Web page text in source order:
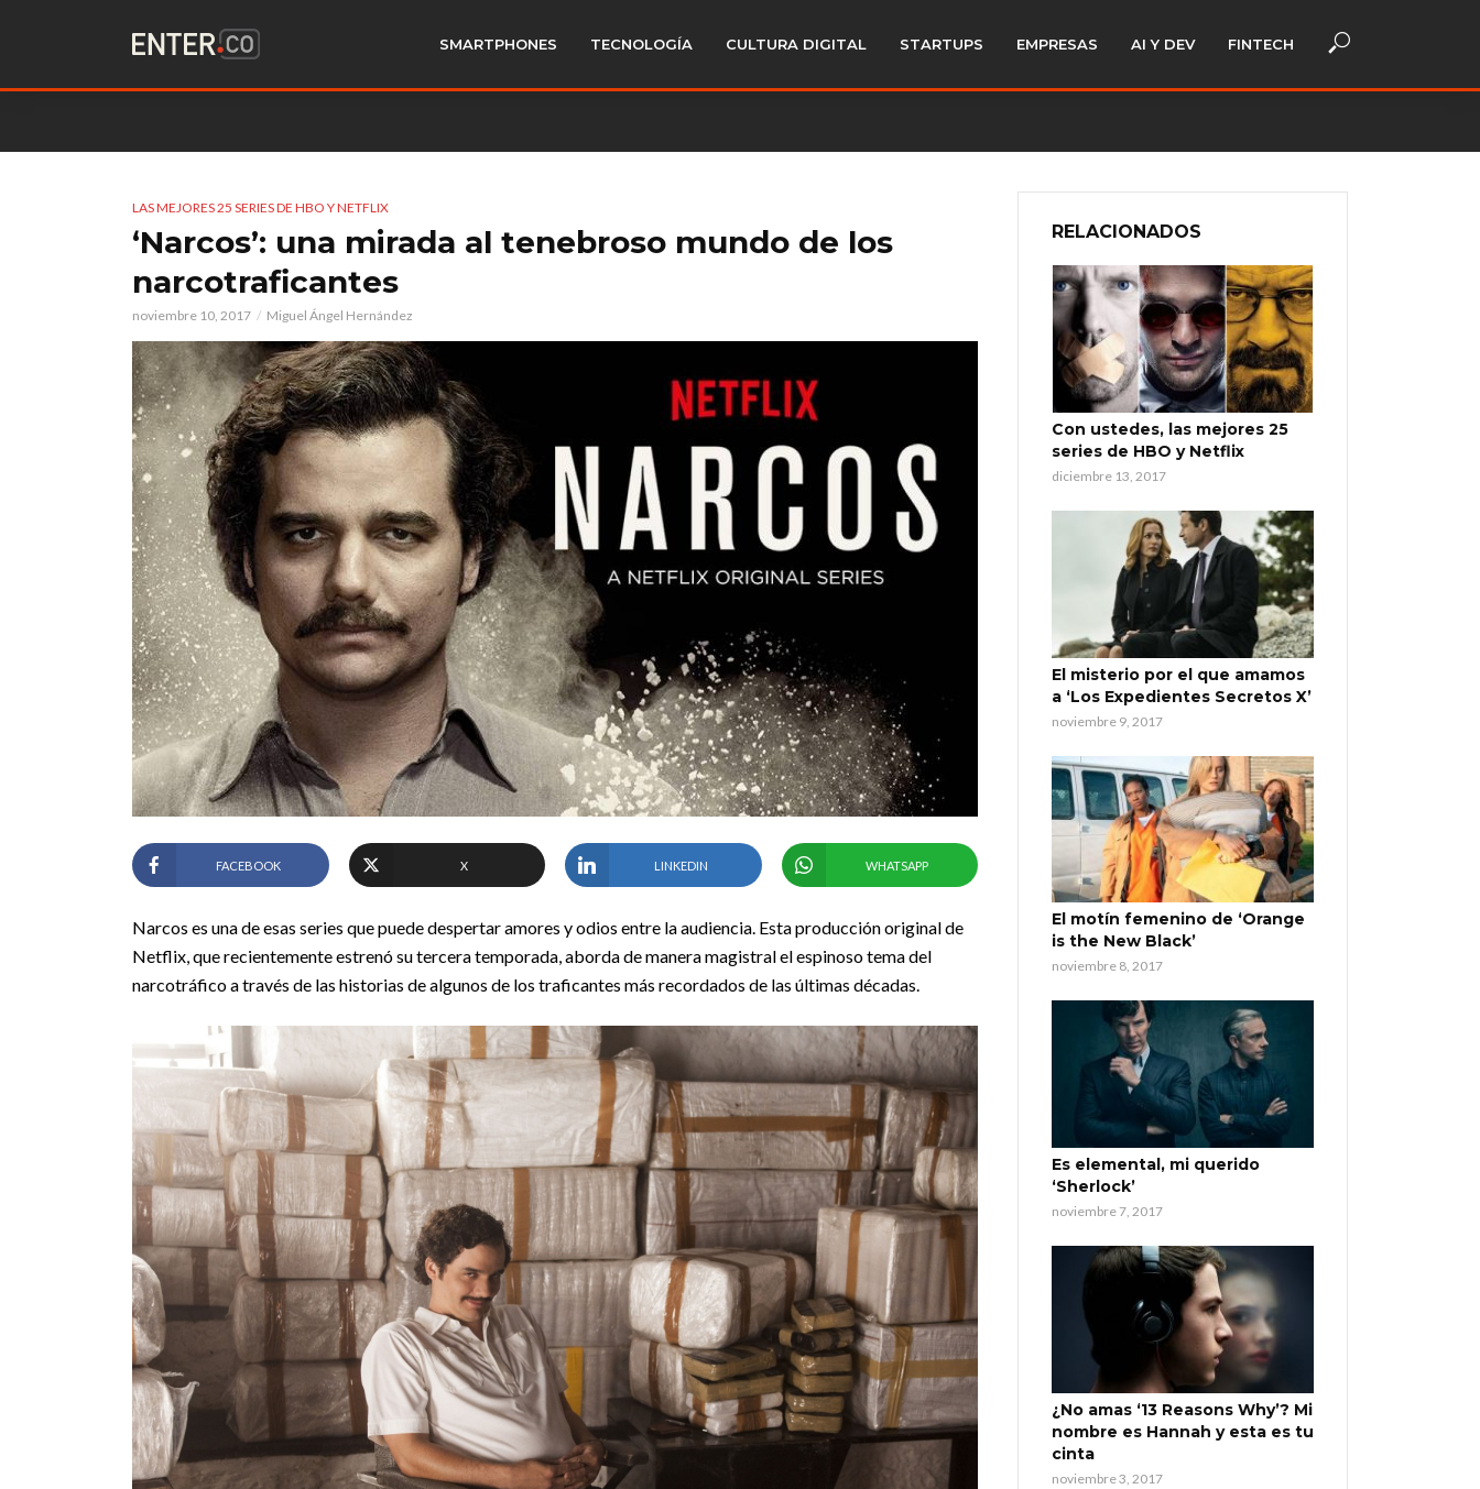
SMARTPHONES TECNOLOGÍA CULTURA DIGITAL STARTUPS EMPRESAS AI Y DEV FINTECH
LAS MEJORES 25 SERIES DE HBO Y NETFLIX
‘Narcos’: una mirada al tenebroso mundo de los
narcotraficantes
noviembre 10, 2017 Miguel Ángel Hernández
FACEBOOK X LINKEDIN WHATSAPP
Narcos es una de esas series que puede despertar amores y odios entre la audiencia. Esta producción original de
Netflix, que recientemente estrenó su tercera temporada, aborda de manera magistral el espinoso tema del
narcotráfico a través de las historias de algunos de los traficantes más recordados de las últimas décadas.
RELACIONADOS
Con ustedes, las mejores 25
series de HBO y Netflix
diciembre 13, 2017
El misterio por el que amamos
a ‘Los Expedientes Secretos X’
noviembre 9, 2017
El motín femenino de ‘Orange
is the New Black’
noviembre 8, 2017
Es elemental, mi querido
‘Sherlock’
noviembre 7, 2017
¿No amas ‘13 Reasons Why’? Mi
nombre es Hannah y esta es tu
cinta
noviembre 3, 2017